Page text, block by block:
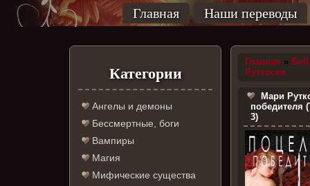
Главная Наши переводы
Категории
Ангелы и демоны
Бессмертные, боги
Вампиры
Магия
Мифические существа
Главная »
Руткоски
Мари
победителя
3)